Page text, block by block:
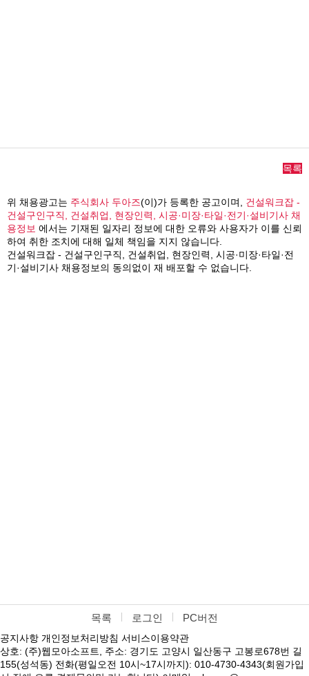
목록
위 채용광고는 주식회사 두아즈(이)가 등록한 공고이며, 건설워크잡 -
건설구인구직, 건설취업, 현장인력, 시공·미장·타일·전기·설비기사 채
용정보 에서는 기재된 일자리 정보에 대한 오류와 사용자가 이를 신뢰
하여 취한 조치에 대해 일체 책임을 지지 않습니다.
건설워크잡 - 건설구인구직, 건설취업, 현장인력, 시공·미장·타일·전
기·설비기사 채용정보의 동의없이 재 배포할 수 없습니다.
목록 로그인 PC버전
공지사항 개인정보처리방침 서비스이용약관
상호: (주)웹모아소프트, 주소: 경기도 고양시 일산동구 고봉로678번 길
155(성석동) 전화(평일오전 10시~17시까지): 010-4730-4343(회원가입